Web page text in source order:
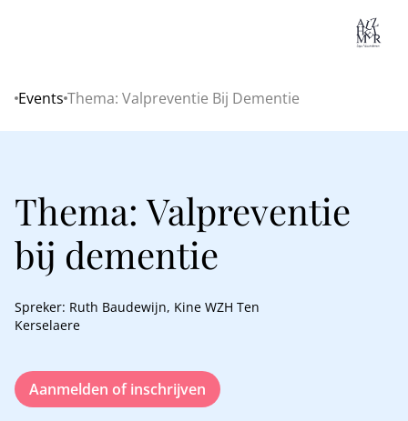
Home
Events Thema: Valpreventie Bij Dementie
Thema: Valpreventie
bij dementie
Spreker: Ruth Baudewijn, Kine WZH Ten
Kerselaere
Aanmelden of inschrijven